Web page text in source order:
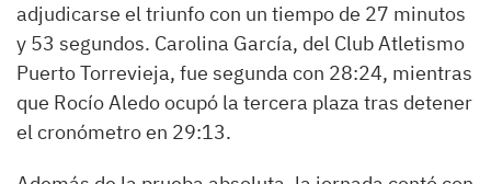
adjudicarse el triunfo con un tiempo de 27 minutos
y 53 segundos. Carolina García, del Club Atletismo
Puerto Torrevieja, fue segunda con 28:24, mientras
que Rocío Aledo ocupó la tercera plaza tras detener
el cronómetro en 29:13.